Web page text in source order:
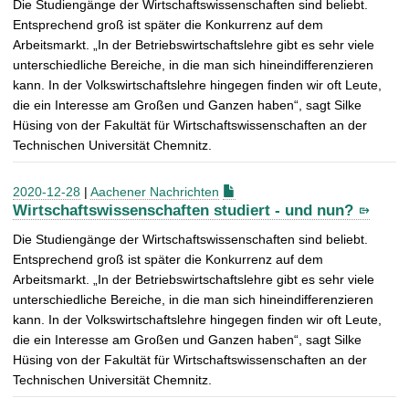
Die Studiengänge der Wirtschaftswissenschaften sind beliebt.
Entsprechend groß ist später die Konkurrenz auf dem
Arbeitsmarkt. „In der Betriebswirtschaftslehre gibt es sehr viele
unterschiedliche Bereiche, in die man sich hineindifferenzieren
kann. In der Volkswirtschaftslehre hingegen finden wir oft Leute,
die ein Interesse am Großen und Ganzen haben“, sagt Silke
Hüsing von der Fakultät für Wirtschaftswissenschaften an der
Technischen Universität Chemnitz.
2020-12-28 | Aachener Nachrichten
Wirtschaftswissenschaften studiert - und nun?
Die Studiengänge der Wirtschaftswissenschaften sind beliebt.
Entsprechend groß ist später die Konkurrenz auf dem
Arbeitsmarkt. „In der Betriebswirtschaftslehre gibt es sehr viele
unterschiedliche Bereiche, in die man sich hineindifferenzieren
kann. In der Volkswirtschaftslehre hingegen finden wir oft Leute,
die ein Interesse am Großen und Ganzen haben“, sagt Silke
Hüsing von der Fakultät für Wirtschaftswissenschaften an der
Technischen Universität Chemnitz.